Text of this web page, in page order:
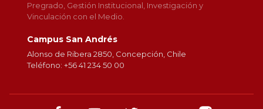
Pregrado, Gestión Institucional, Investigación y
Vinculación con el Medio.
Campus San Andrés
Alonso de Ribera 2850, Concepción, Chile
Teléfono: +56 41 234 50 00